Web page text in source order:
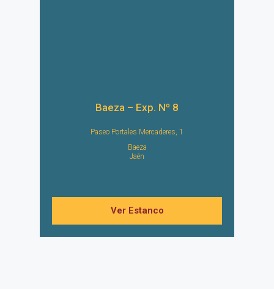
Baeza – Exp. Nº 8
Paseo Portales Mercaderes, 1
Baeza
Jaén
Ver Estanco